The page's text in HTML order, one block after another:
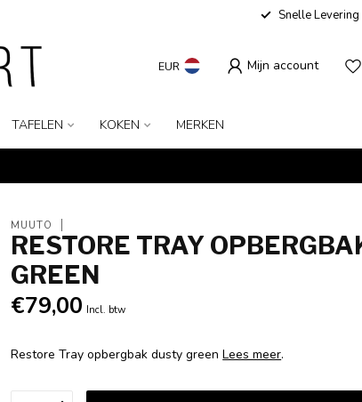
Snelle Levering
EUR Mijn account
TAFELEN KOKEN MERKEN
MUUTO
RESTORE TRAY
GREEN
€79,00 Incl. btw
Restore Tray opbergbak dusty greenLees meer.